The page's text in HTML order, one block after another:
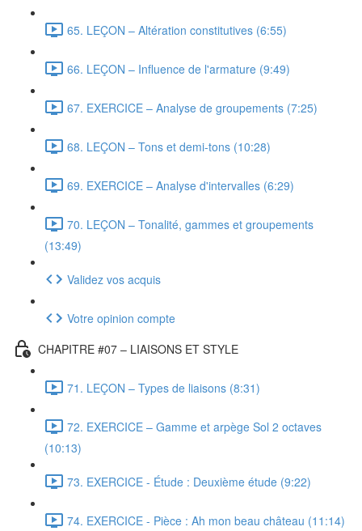
65. LEÇON – Altération constitutives (6:55)
66. LEÇON – Influence de l'armature (9:49)
67. EXERCICE – Analyse de groupements (7:25)
68. LEÇON – Tons et demi-tons (10:28)
69. EXERCICE – Analyse d'intervalles (6:29)
70. LEÇON – Tonalité, gammes et groupements
(13:49)
Validez vos acquis
Votre opinion compte
CHAPITRE #07 – LIAISONS ET STYLE
71. LEÇON – Types de liaisons (8:31)
72. EXERCICE – Gamme et arpège Sol 2 octaves
(10:13)
73. EXERCICE - Étude : Deuxième étude (9:22)
74. EXERCICE - Pièce : Ah mon beau château (11:14)